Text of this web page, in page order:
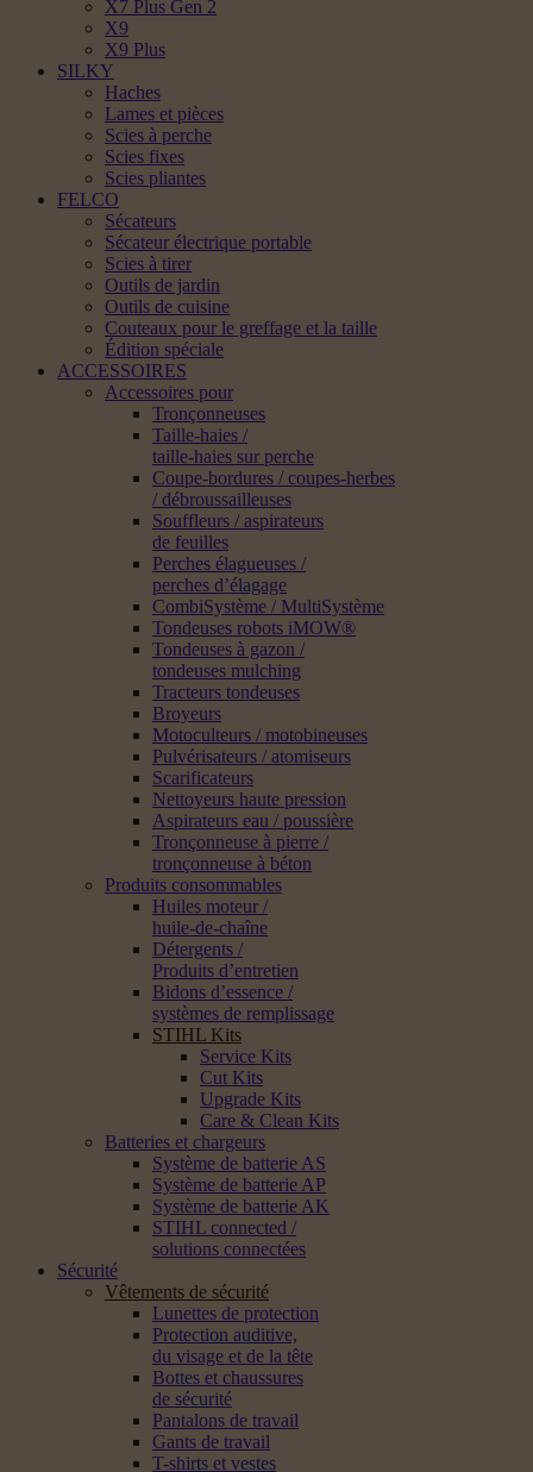
X7 Plus Gen 2
X9
X9 Plus
SILKY
Haches
Lames et pièces
Scies à perche
Scies fixes
Scies pliantes
FELCO
Sécateurs
Sécateur électrique portable
Scies à tirer
Outils de jardin
Outils de cuisine
Couteaux pour le greffage et la taille
Édition spéciale
ACCESSOIRES
Accessoires pour
Tronçonneuses
Taille-haies /
taille-haies sur perche
Coupe-bordures / coupes-herbes
/ débroussailleuses
Souffleurs / aspirateurs
de feuilles
Perches élagueuses /
perches d’élagage
CombiSystème / MultiSystème
Tondeuses robots iMOW®
Tondeuses à gazon /
tondeuses mulching
Tracteurs tondeuses
Broyeurs
Motoculteurs / motobineuses
Pulvérisateurs / atomiseurs
Scarificateurs
Nettoyeurs haute pression
Aspirateurs eau / poussière
Tronçonneuse à pierre /
tronçonneuse à béton
Produits consommables
Huiles moteur /
huile-de-chaîne
Détergents /
Produits d’entretien
Bidons d’essence /
systèmes de remplissage
STIHL Kits
Service Kits
Cut Kits
Upgrade Kits
Care & Clean Kits
Batteries et chargeurs
Système de batterie AS
Système de batterie AP
Système de batterie AK
STIHL connected /
solutions connectées
Sécurité
Vêtements de sécurité
Lunettes de protection
Protection auditive,
du visage et de la tête
Bottes et chaussures
de sécurité
Pantalons de travail
Gants de travail
T-shirts et vestes